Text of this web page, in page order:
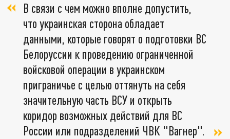
В связи с чем можно вполне допустить,
что украинская сторона обладает
данными, которые говорят о подготовки ВС
Белоруссии к проведению ограниченной
войсковой операции в украинском
приграничье с целью оттянуть на себя
значительную часть ВСУ и открыть
коридор возможных действий для ВС
России или подразделений ЧВК "Вагнер".